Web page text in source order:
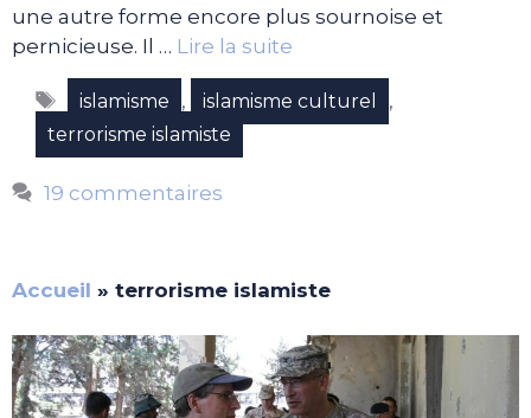
une autre forme encore plus sournoise et
pernicieuse. Il … Lire la suite
Étiquettes
islamisme , islamisme culturel ,
terrorisme islamiste
19 commentaires
Accueil » terrorisme islamiste